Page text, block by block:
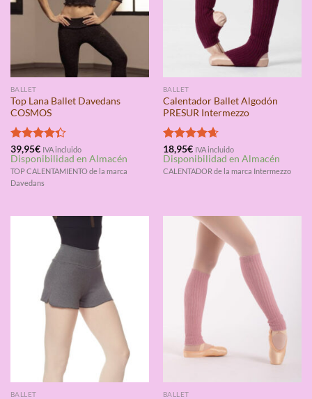
BALLET
Top Lana Ballet Davedans
COSMOS
Valorado
con4.33
de 5
39,95€ IVA incluido
Disponibilidad en Almacén
TOP CALENTAMIENTO de la marca
Davedans
BALLET
Calentador Ballet Algodón
PRESUR Intermezzo
Valorado
con4.67
de 5
18,95€ IVA incluido
Disponibilidad en Almacén
CALENTADOR de la marca Intermezzo
BALLET BALLET